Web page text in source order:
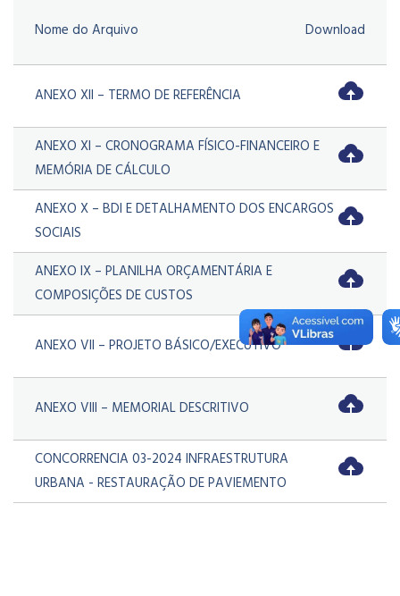
Nome do Arquivo Download
ANEXO XII – TERMO DE REFERÊNCIA
ANEXO XI – CRONOGRAMA FÍSICO-FINANCEIRO E
MEMÓRIA DE CÁLCULO
ANEXO X – BDI E DETALHAMENTO DOS ENCARGOS
SOCIAIS
ANEXO IX – PLANILHA ORÇAMENTÁRIA E
COMPOSIÇÕES DE CUSTOS
ANEXO VII – PROJETO BÁSICO/EXECUTIVO
ANEXO VIII – MEMORIAL DESCRITIVO
CONCORRENCIA 03-2024 INFRAESTRUTURA
URBANA - RESTAURAÇÃO DE PAVIEMENTO